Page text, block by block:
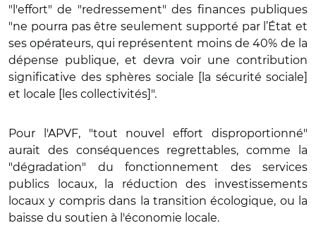
"l'effort" de "redressement" des finances publiques
"ne pourra pas être seulement supporté par l’État et
ses opérateurs, qui représentent moins de 40% de la
dépense publique, et devra voir une contribution
significative des sphères sociale [la sécurité sociale]
et locale [les collectivités]".
Pour l'APVF, "tout nouvel effort disproportionné"
aurait des conséquences regrettables, comme la
"dégradation" du fonctionnement des services
publics locaux, la réduction des investissements
locaux y compris dans la transition écologique, ou la
baisse du soutien à l'économie locale.